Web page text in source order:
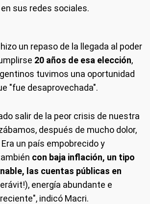
sus redes sociales.
un repaso de la llegada al poder
20 años de esa elección,
tuvimos una oportunidad
"fue desaprovechada".
salir de la peor crisis de nuestra
después de mucho dolor,
un país empobrecido y
con baja inflación, un tipo
las cuentas públicas en
energía abundante e
indicó Macri.